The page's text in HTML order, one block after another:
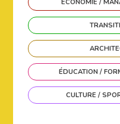
ÉCONOMIE /
ÉDUCATION /
CULTURE /